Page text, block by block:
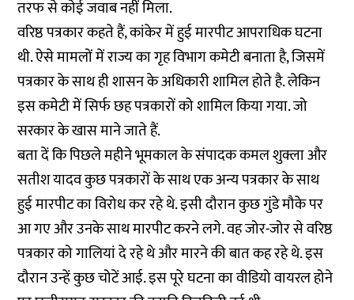
तरफ से कोई जवाब नहीं मिला.
वरिष्ठ पत्रकार कहते हैं, कांकेर में हुई मारपीट आपराधिक घटना
थी. ऐसे मामलों में राज्य का गृह विभाग कमेटी बनाता है, जिसमें
पत्रकार के साथ ही शासन के अधिकारी शामिल होते है. लेकिन
इस कमेटी में सिर्फ छह पत्रकारों को शामिल किया गया. जो
सरकार के खास माने जाते हैं.
बता दें कि पिछले महीने भूमकाल के संपादक कमल शुक्ला और
सतीश यादव कुछ पत्रकारों के साथ एक अन्य पत्रकार के साथ
हुई मारपीट का विरोध कर रहे थे. इसी दौरान कुछ गुंडे मौके पर
आ गए और उनके साथ मारपीट करने लगे. वह जोर-जोर से वरिष्ठ
पत्रकार को गालियां दे रहे थे और मारने की बात कह रहे थे. इस
दौरान उन्हें कुछ चोटें आई. इस पूरे घटना का वीडियो वायरल होने